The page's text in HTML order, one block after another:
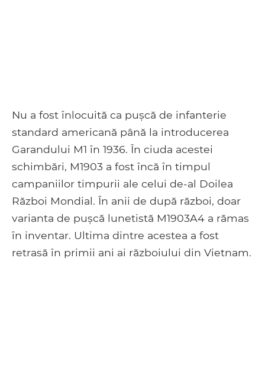
Nu a fost înlocuită ca pușcă de infanterie
standard americană până la introducerea
Garandului M1 în 1936. În ciuda acestei
schimbări, M1903 a fost încă în timpul
campaniilor timpurii ale celui de-al Doilea
Război Mondial. În anii de după război, doar
varianta de pușcă lunetistă M1903A4 a rămas
în inventar. Ultima dintre acestea a fost
retrasă în primii ani ai războiului din Vietnam.